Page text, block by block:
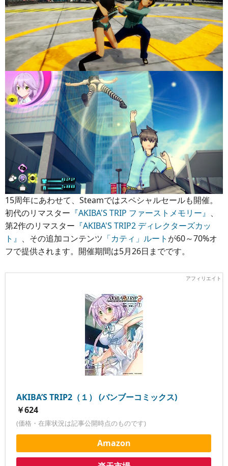
15周年にあわせて、Steamではスペシャルセールも開催。
初代のリマスター 『AKIBA'S TRIP ファーストメモリー』 、
第2作のリマスター 『AKIBA'S TRIP2 ディレクターズカッ
ト』 、その追加コンテンツ 「カティ」ルート が60～70%オ
フで提供されます。開催期間は5月26日までです。
AKIBA’S TRIP2（１） (バンブーコミックス)
￥624
(価格・在庫状況は記事公開時点のものです)
Amazon